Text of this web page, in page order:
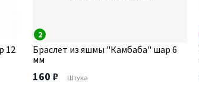
12
2
Браслет из яшмы "Камбаба" шар 6
мм
160 ₽ Штука